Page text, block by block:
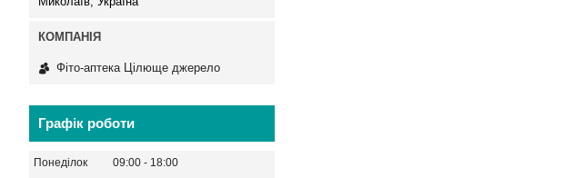
Фіто-аптека Цілюще джерело
Графік роботи
Понеділок 09:00
18:00